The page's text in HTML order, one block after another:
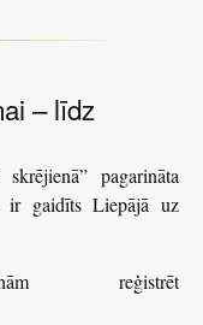
– līdz
pagarināta
ir gaidīts Liepājā uz
reģistrēt